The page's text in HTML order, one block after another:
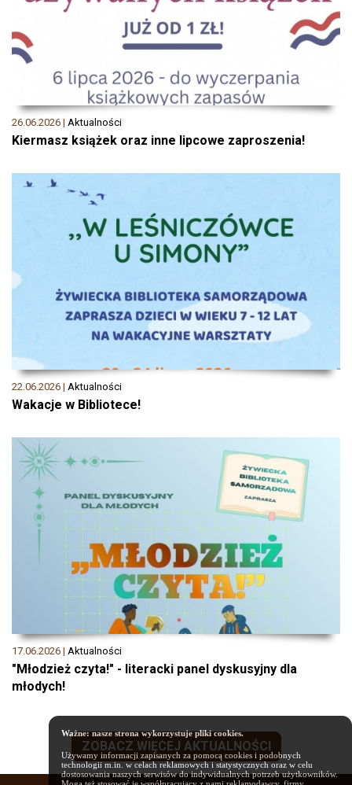
26.06.2026 | Aktualności
Kiermasz książek oraz inne lipcowe zaproszenia!
22.06.2026 | Aktualności
Wakacje w Bibliotece!
17.06.2026 | Aktualności
"Młodzież czyta!" - literacki panel dyskusyjny dla
młodych!
ZOBACZ WIĘCEJ AKTUALNOŚCI
Ważne: nasze strona wykorzystuje pliki cookies.
Używamy informacji zapisanych za pomocą cookies i podobnych
technologii m.in. w celach reklamowych i statystycznych oraz w celu
dostosowania naszych serwisów do indywidualnych potrzeb użytkowników.